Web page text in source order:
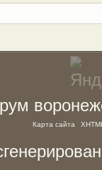
Карта сайта